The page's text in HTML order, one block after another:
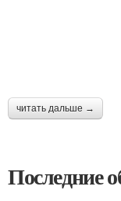
читать дальше →
Последние